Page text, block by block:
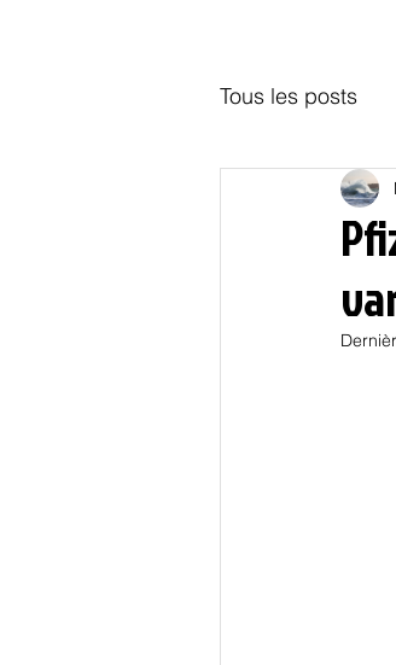
Tous les posts
Education